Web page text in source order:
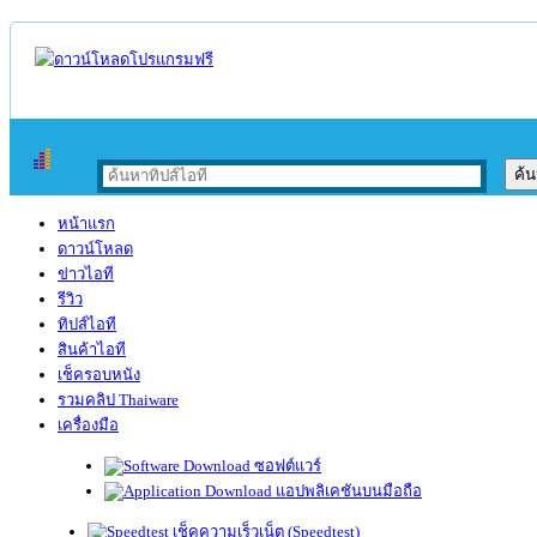
หน้าแรก
ดาวน์โหลด
ข่าวไอที
รีวิว
ทิปส์ไอที
สินค้าไอที
เช็ครอบหนัง
รวมคลิป Thaiware
เครื่องมือ
ซอฟต์แวร์
แอปพลิเคชันบนมือถือ
เช็คความเร็วเน็ต (Speedtest)